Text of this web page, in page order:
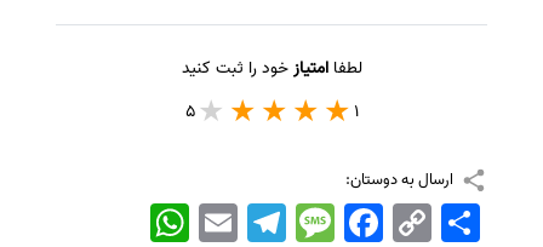
لطفاامتیازخود را ثبت کنید
1
5
ارسال به دوستان:
WhatsApp EmailTelegramMessageFacebook Copy
Link
اشتراک